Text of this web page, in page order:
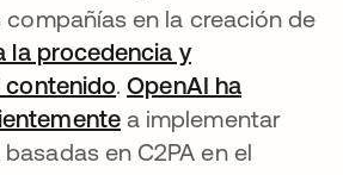
en la creación de
la procedencia y
contenidose abre en una
.OpenAI ha
se abre en una
a implementar
en C2PA en el